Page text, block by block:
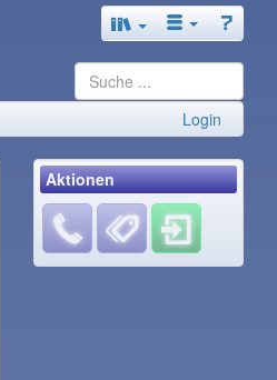
Login
Aktionen